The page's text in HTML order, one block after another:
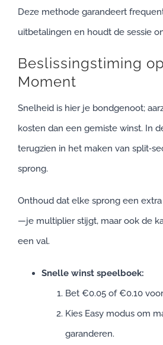
Deze methode garandeert
uitbetalingen en houdt de sessie
Beslissingstiming
Moment
Snelheid is hier je bondgenoot;
kosten dan een gemiste winst. In
terugzien in het maken van
sprong.
Onthoud dat elke sprong een
—je multiplier stijgt, maar ook de
een val.
Snelle winst speelboek:
Bet €0.05 of €0.10
Kies Easy modus om
garanderen.